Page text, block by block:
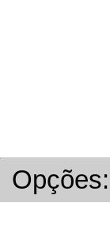
Opções: